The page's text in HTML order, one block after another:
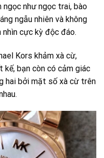
ngọc như ngọc trai, bào
ngẫu nhiên và không
nhìn cực kỳ độc đáo.
Kors khảm xà cừ,
bạn còn có cảm giác
hai bởi mặt số xà cừ trên